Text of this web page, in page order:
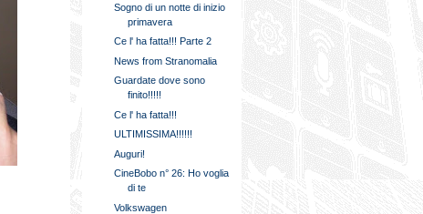
Sogno di un notte di inizio
primavera
Ce l' ha fatta!!! Parte 2
News from Stranomalia
Guardate dove sono
finito!!!!!
Ce l' ha fatta!!!
ULTIMISSIMA!!!!!!
Auguri!
CineBobo n° 26: Ho voglia
di te
Volkswagen